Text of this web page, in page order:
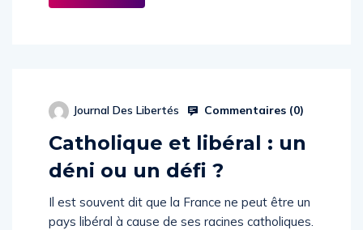
Journal Des Libertés Commentaires (0)
Catholique et libéral : un
déni ou un défi ?
Il est souvent dit que la France ne peut être un
pays libéral à cause de ses racines catholiques.